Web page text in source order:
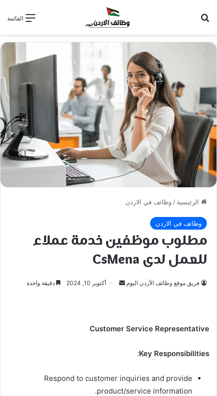
القائمة
الرئيسية / وظائف في الاردن
وظائف في الاردن
مطلوب موظفين خدمة عملاء
للعمل لدى CsMena
فريق موقع وظائف الأردن اليوم
أرسل أكتوبر 10, 2024 دقيقة واحدة
Customer Service Representative
Key Responsibilities
:
Respond to customer inquiries and provide
product/service information.